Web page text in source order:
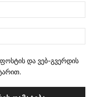
და ვებ-გვერდის